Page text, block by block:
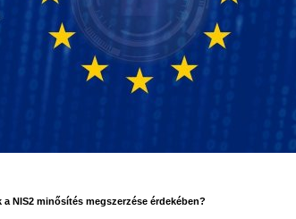
NIS2 minősítés megszerzése érdekében?